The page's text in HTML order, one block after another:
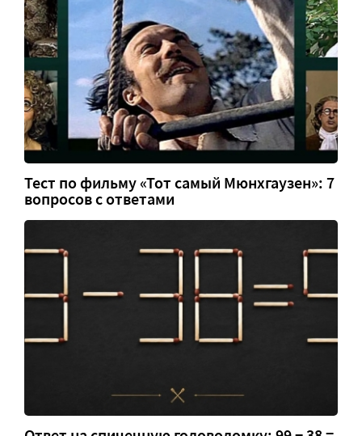
Тест по фильму «Тот самый Мюнхгаузен»: 7
вопросов с ответами